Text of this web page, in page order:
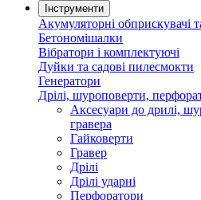
Інструменти
Акумуляторні обприскувачі
Бетономішалки
Вібратори і комплектуючі
Дуйки та садові пилесмокти
Генератори
Дрілі, шуроповерти,
Аксесуари до дрилі,
гравера
Гайковерти
Гравер
Дрілі
Дрілі ударні
Перфоратори